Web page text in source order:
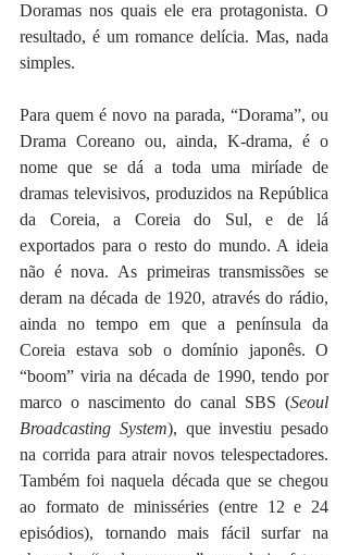
Doramas nos quais ele era protagonista. O
resultado, é um romance delícia. Mas, nada
simples.
Para quem é novo na parada, “Dorama”, ou
Drama Coreano ou, ainda, K-drama, é o
nome que se dá a toda uma miríade de
dramas televisivos, produzidos na República
da Coreia, a Coreia do Sul, e de lá
exportados para o resto do mundo. A ideia
não é nova. As primeiras transmissões se
deram na década de 1920, através do rádio,
ainda no tempo em que a península da
Coreia estava sob o domínio japonês. O
“boom” viria na década de 1990, tendo por
marco o nascimento do canal SBS (Seoul
Broadcasting System), que investiu pesado
na corrida para atrair novos telespectadores.
Também foi naquela década que se chegou
ao formato de minisséries (entre 12 e 24
episódios), tornando mais fácil surfar na